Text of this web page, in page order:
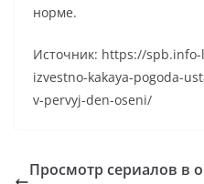
норме.
Источник: https://
izvestno-kakaya-pogoda-
v-pervyj-den-oseni/
Просмотр сериалов в